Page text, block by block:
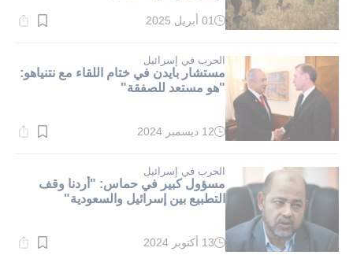
وقت
دقيقة.
01 أبريل 2025
الحرب في إسرائيل
مستشار بايدن في ختام اللقاء مع نتنياهو:
"هو مستعد للصفقة"
وقت
دقيقة.
12 ديسمبر 2024
الحرب في إسرائيل
مسؤول كبير في حماس: "أردنا وقف
التطبيع بين إسرائيل والسعودية"
وقت
13 أكتوبر 2024